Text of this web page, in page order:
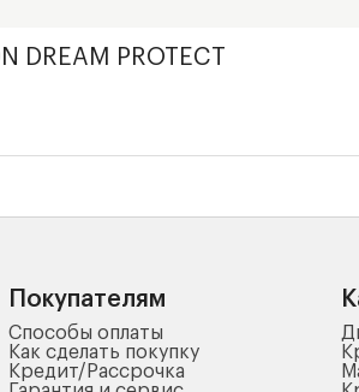
DREAM PROTECT
Покупателям
Способы оплаты
Как сделать покупку
Кредит/Рассрочка